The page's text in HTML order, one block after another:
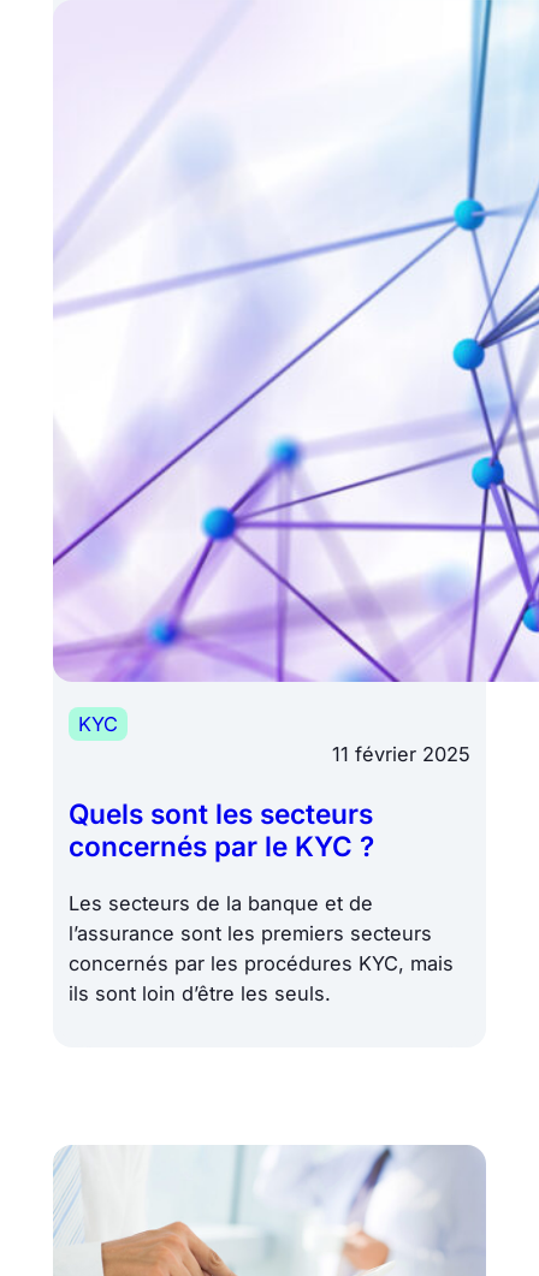
KYC
11 février 2025
Quels sont les secteurs
concernés par le KYC ?
Les secteurs de la banque et de
l’assurance sont les premiers secteurs
concernés par les procédures KYC, mais
ils sont loin d’être les seuls.